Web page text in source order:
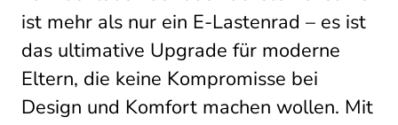
ist mehr als nur ein E-Lastenrad – es ist
das ultimative Upgrade für moderne
Eltern, die keine Kompromisse bei
Design und Komfort machen wollen. Mit